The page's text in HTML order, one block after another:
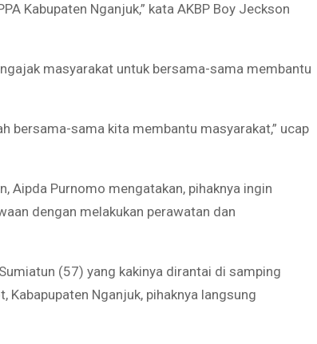
Kabupaten Nganjuk,” kata AKBP Boy Jeckson
masyarakat untuk bersama-sama membantu
bersama-sama kita membantu masyarakat,” ucap
Aipda Purnomo mengatakan, pihaknya ingin
dengan melakukan perawatan dan
(57) yang kakinya dirantai di samping
Nganjuk, pihaknya langsung